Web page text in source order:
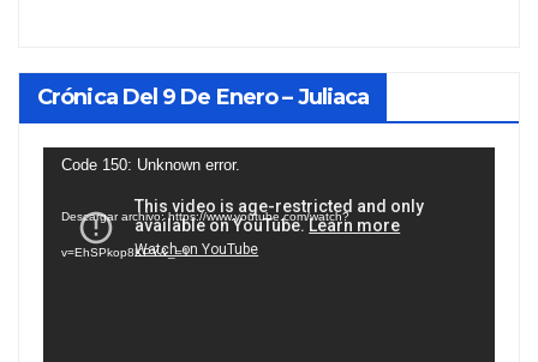
Crónica Del 9 De Enero – Juliaca
Reproductor
vídeo
Code 150: Unknown error.
Descargar archivo: https://www.youtube.com/watch?
v=EhSPkop8KPY&_=1